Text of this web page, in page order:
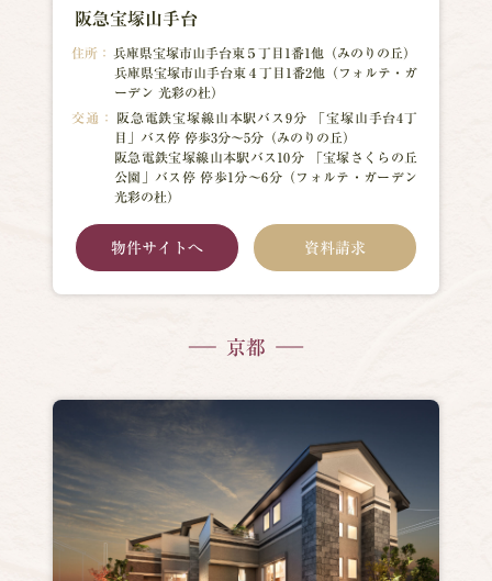
阪急宝塚山手台
住所：
兵庫県宝塚市山手台東５丁目1番1他（みのりの丘）
兵庫県宝塚市山手台東４丁目1番2他（フォルテ・ガ
ーデン 光彩の杜）
交通：
阪急電鉄宝塚線山本駅バス9分 「宝塚山手台4丁
目」バス停 停歩3分～5分（みのりの丘）
阪急電鉄宝塚線山本駅バス10分 「宝塚さくらの丘
公園」バス停 停歩1分～6分（フォルテ・ガーデン
光彩の杜）
物件サイトへ 資料請求
京都